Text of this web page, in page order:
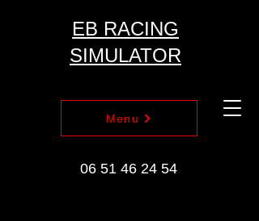
EB RACING
SIMULATOR
06 51 46 24 54
Menu